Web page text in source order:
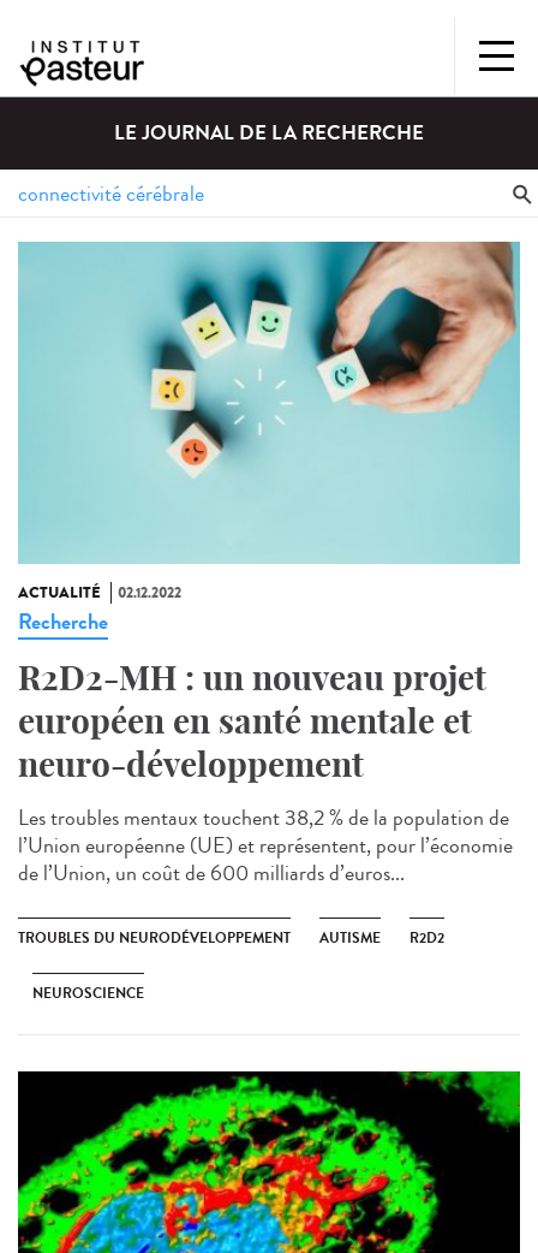
LE JOURNAL DE LA RECHERCHE
ACTUALITÉ 02.12.2022
Recherche
R2D2-MH : un nouveau projet
européen en santé mentale et
neuro-développement
Les troubles mentaux touchent 38,2 % de la population de
l’Union européenne (UE) et représentent, pour l’économie
de l’Union, un coût de 600 milliards d’euros...
TROUBLES DU NEURODÉVELOPPEMENT AUTISME R2D2
NEUROSCIENCE